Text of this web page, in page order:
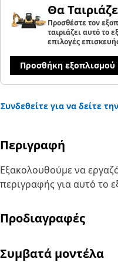
Θα
Προσθέστε τον
ταιριάζει αυτό το
επιλογές
Προσθήκη εξοπλισμού
Συνδεθείτε για να δείτε
Περιγραφή
Εξακολουθούμε να
περιγραφής για αυτό το
Προδιαγραφές
Συμβατά μοντέλα